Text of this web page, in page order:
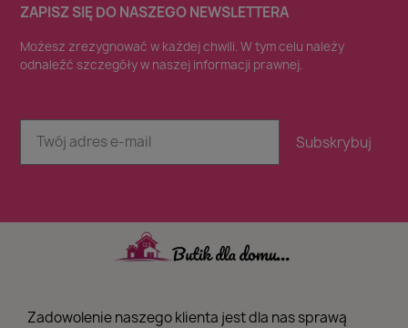
ZAPISZ SIĘ DO NASZEGO NEWSLETTERA
Możesz zrezygnować w każdej chwili. W tym celu należy
odnaleźć szczegóły w naszej informacji prawnej.
Subskrybuj
Zadowolenie naszego klienta jest dla nas sprawą